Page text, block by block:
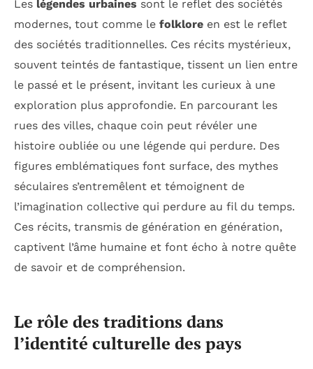
Les légendes urbaines sont le reflet des sociétés
modernes, tout comme le folklore en est le reflet
des sociétés traditionnelles. Ces récits mystérieux,
souvent teintés de fantastique, tissent un lien entre
le passé et le présent, invitant les curieux à une
exploration plus approfondie. En parcourant les
rues des villes, chaque coin peut révéler une
histoire oubliée ou une légende qui perdure. Des
figures emblématiques font surface, des mythes
séculaires s’entremêlent et témoignent de
l’imagination collective qui perdure au fil du temps.
Ces récits, transmis de génération en génération,
captivent l’âme humaine et font écho à notre quête
de savoir et de compréhension.
Le rôle des traditions dans
l’identité culturelle des pays